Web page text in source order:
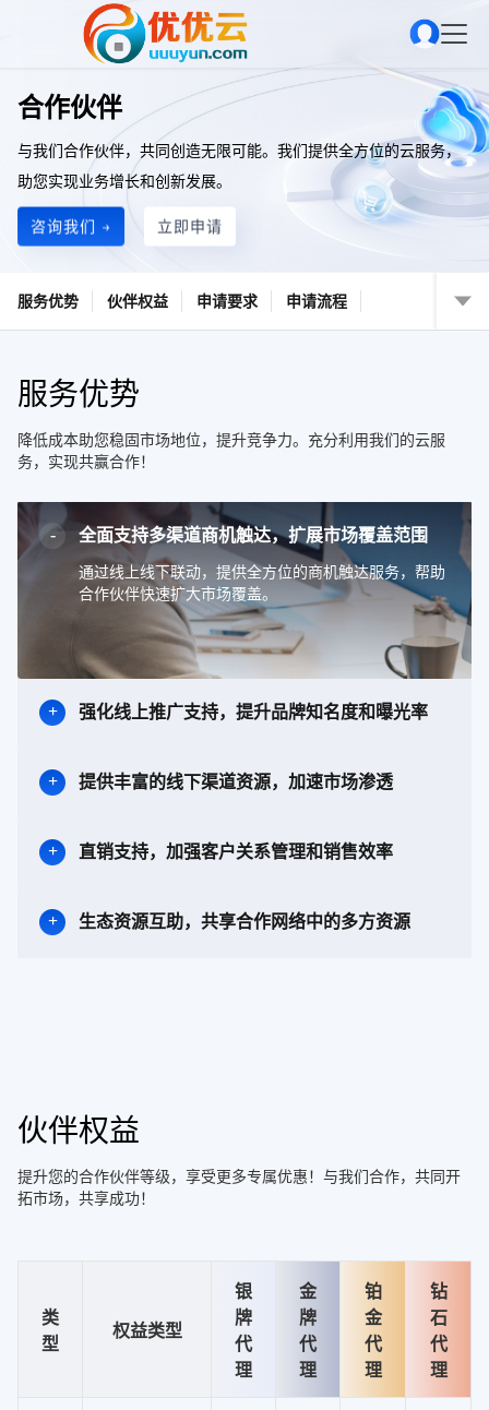
合作伙伴
与我们合作伙伴，共同创造无限可能。我们提供全方位的云服务，
助您实现业务增长和创新发展。
咨询我们 → 立即申请
服务优势 伙伴权益 申请要求 申请流程
服务优势
降低成本助您稳固市场地位，提升竞争力。充分利用我们的云服
务，实现共赢合作！
全面支持多渠道商机触达，扩展市场覆盖范围
通过线上线下联动，提供全方位的商机触达服务，帮助
合作伙伴快速扩大市场覆盖。
强化线上推广支持，提升品牌知名度和曝光率
提供丰富的线下渠道资源，加速市场渗透
直销支持，加强客户关系管理和销售效率
生态资源互助，共享合作网络中的多方资源
伙伴权益
提升您的合作伙伴等级，享受更多专属优惠！与我们合作，共同开
拓市场，共享成功！
类
型
权益类型
银
牌
代
理
金
牌
代
理
铂
金
代
理
钻
石
代
理